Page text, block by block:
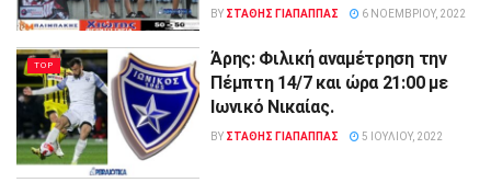
BY ΣΤΑΘΗΣ ΓΊΑΠΑΠΠΑΣ 6 ΝΟΕΜΒΡΊΟΥ, 2022
TOP
Άρης: Φιλική αναμέτρηση την
Πέμπτη 14/7 και ώρα 21:00 με
Iωνικό Νικαίας.
BY ΣΤΑΘΗΣ ΓΊΑΠΑΠΠΑΣ 5 ΙΟΥΛΊΟΥ, 2022